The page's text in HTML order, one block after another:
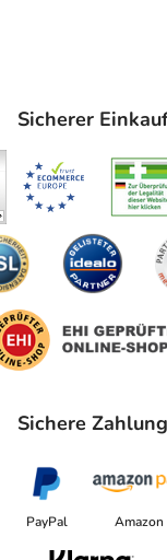
Sicherer
Sichere Zahlung
PayPal Amazon